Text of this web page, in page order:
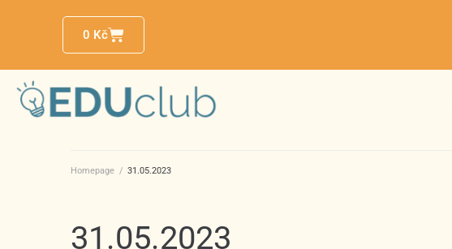
0 Kč
Homepage / 31.05.2023
31.05.2023